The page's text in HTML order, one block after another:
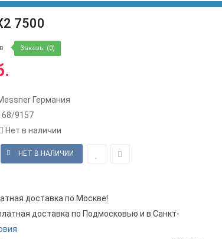
7500
Заказы (0)
Германия
9157
Нет в наличии
доставка по Москве!
доставка по Подмосковью и в Санкт-